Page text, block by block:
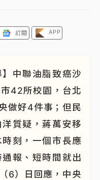
訂閱 APP
】中聯油脂致癌沙
42所校園，台北
做好4件事；但民
質疑，蔣萬安移
刻，一個市長應
報、短時間就出
6）日回應，中央